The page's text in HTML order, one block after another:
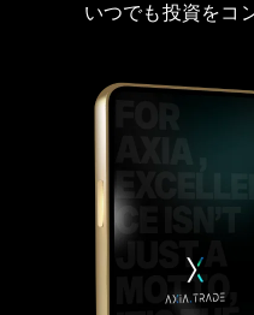
いつでも投資をコ